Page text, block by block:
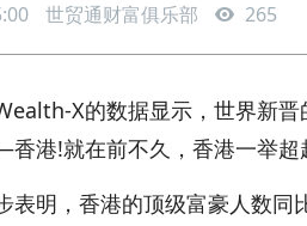
世贸通财富俱乐部 265
X的数据显示，世界新晋
港!就在前不久，香港一举超
明，香港的顶级富豪人数同